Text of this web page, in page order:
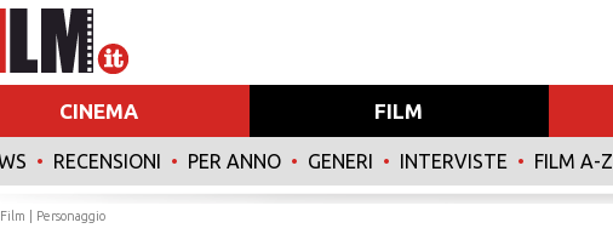
CINEMA FILM
• RECENSIONI • PER ANNO • GENERI • INTERVISTE • FILM A-Z
Film | Personaggio